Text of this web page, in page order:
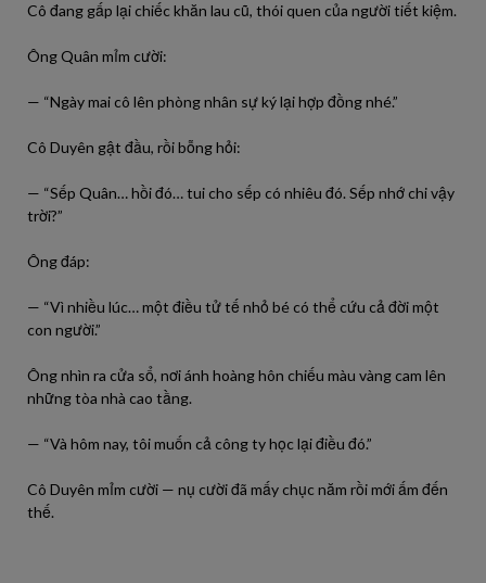
Cô đang gấp lại chiếc khăn lau cũ, thói quen của người tiết kiệm.
Ông Quân mỉm cười:
— “Ngày mai cô lên phòng nhân sự ký lại hợp đồng nhé.”
Cô Duyên gật đầu, rồi bỗng hỏi:
— “Sếp Quân… hồi đó… tui cho sếp có nhiêu đó. Sếp nhớ chi vậy
trời?”
Ông đáp:
— “Vì nhiều lúc… một điều tử tế nhỏ bé có thể cứu cả đời một
con người.”
Ông nhìn ra cửa sổ, nơi ánh hoàng hôn chiếu màu vàng cam lên
những tòa nhà cao tầng.
— “Và hôm nay, tôi muốn cả công ty học lại điều đó.”
Cô Duyên mỉm cười — nụ cười đã mấy chục năm rồi mới ấm đến
thế.